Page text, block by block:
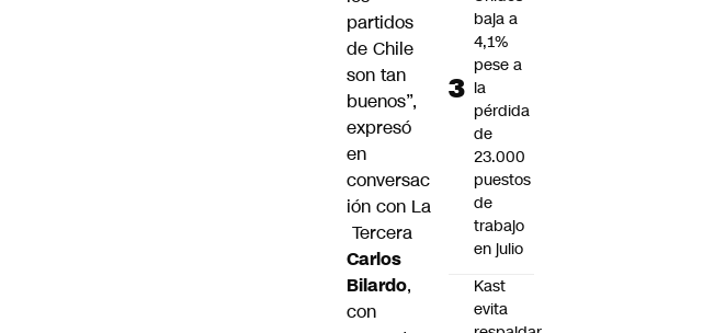
partidos
de Chile
son tan
buenos”,
expresó
en
conversac
ión con La
Tercera
Carlos
Bilardo,
con
baja a
4,1%
pese a
la
pérdida
de
23.000
puestos
de
trabajo
en julio
Kast
evita